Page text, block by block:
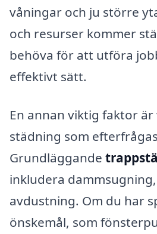
våningar och ju större
och resurser kommer
behöva för att utföra
effektivt sätt.
En annan viktig faktor
städning som
Grundläggande
inkludera
avdustning. Om du har
önskemål, som